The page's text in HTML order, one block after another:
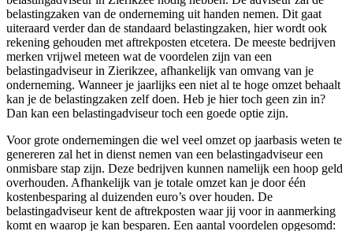
belastingzaken van de onderneming uit handen nemen. Dit gaat
uiteraard verder dan de standaard belastingzaken, hier wordt ook
rekening gehouden met aftrekposten etcetera. De meeste bedrijven
merken vrijwel meteen wat de voordelen zijn van een
belastingadviseur in Zierikzee, afhankelijk van omvang van je
onderneming. Wanneer je jaarlijks een niet al te hoge omzet behaalt
kan je de belastingzaken zelf doen. Heb je hier toch geen zin in?
Dan kan een belastingadviseur toch een goede optie zijn.
Voor grote ondernemingen die wel veel omzet op jaarbasis weten te
genereren zal het in dienst nemen van een belastingadviseur een
onmisbare stap zijn. Deze bedrijven kunnen namelijk een hoop geld
overhouden. Afhankelijk van je totale omzet kan je door één
kostenbesparing al duizenden euro’s over houden. De
belastingadviseur kent de aftrekposten waar jij voor in aanmerking
komt en waarop je kan besparen. Een aantal voordelen opgesomd: